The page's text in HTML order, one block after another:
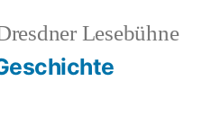
Lesebühne